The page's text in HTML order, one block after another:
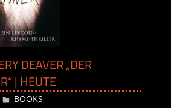
DEAVER „DER
| HEUTE
Desiree
BOOKS